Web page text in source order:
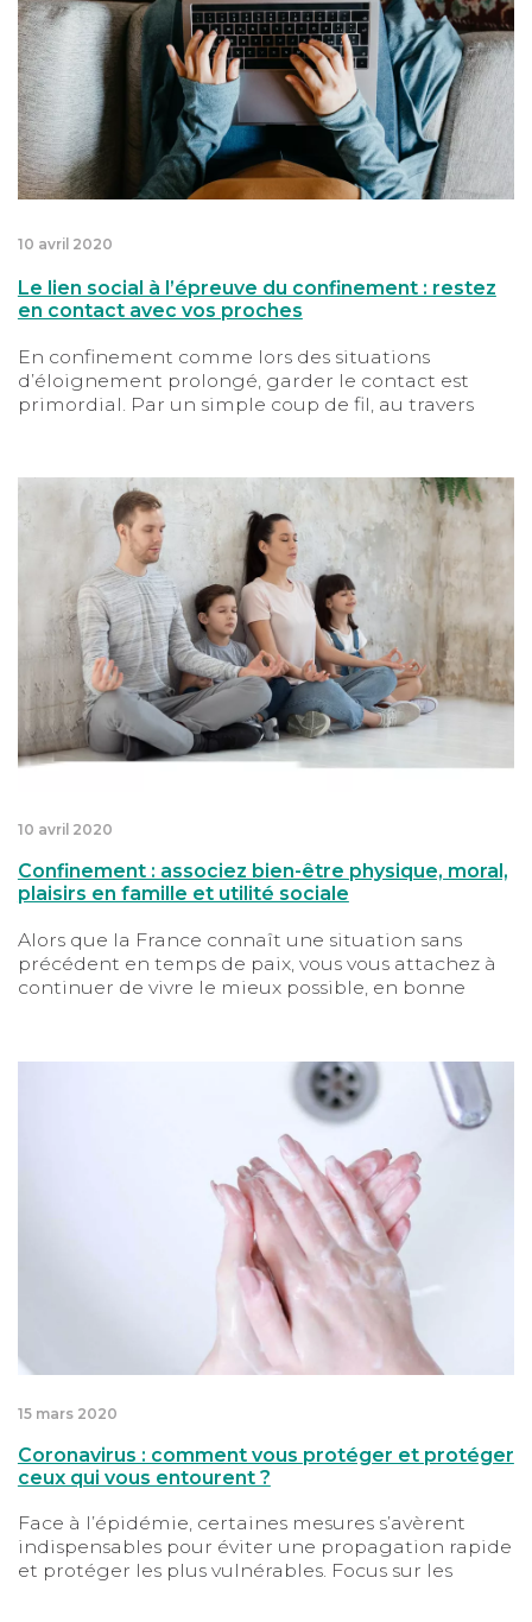
10 avril 2020
Le lien social à l’épreuve du confinement : restez
en contact avec vos proches
En confinement comme lors des situations
d’éloignement prolongé, garder le contact est
primordial. Par un simple coup de fil, au travers
pour passer d’agréables moments en famille ou
entre amis.
Confinement : associez bien-être physique, moral,
10 avril 2020
Confinement : associez bien-être physique, moral,
plaisirs en famille et utilité sociale
Alors que la France connaît une situation sans
précédent en temps de paix, vous vous attachez à
continuer de vivre le mieux possible, en bonne
amis.
Coronavirus : comment vous protéger et protéger
15 mars 2020
Coronavirus : comment vous protéger et protéger
ceux qui vous entourent ?
Face à l’épidémie, certaines mesures s’avèrent
indispensables pour éviter une propagation rapide
et protéger les plus vulnérables. Focus sur les